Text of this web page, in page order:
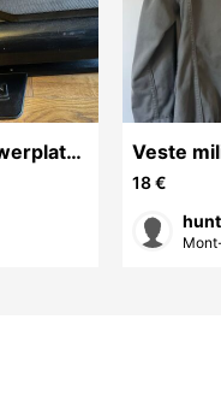
Veste
18 €